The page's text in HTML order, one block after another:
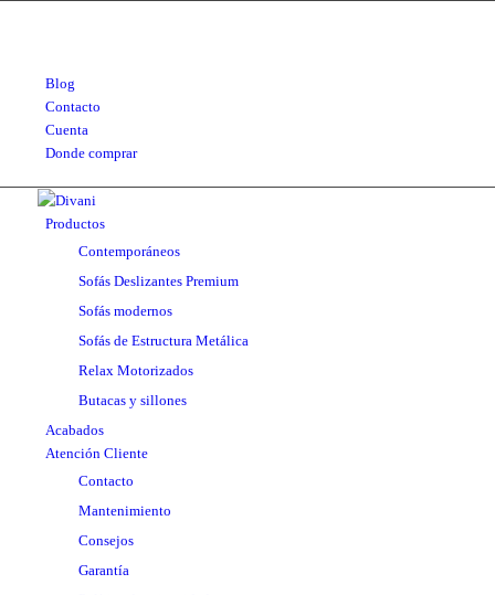
Blog
Contacto
Cuenta
Donde comprar
Productos
Contemporáneos
Sofás Deslizantes Premium
Sofás modernos
Sofás de Estructura Metálica
Relax Motorizados
Butacas y sillones
Acabados
Atención Cliente
Contacto
Mantenimiento
Consejos
Garantía